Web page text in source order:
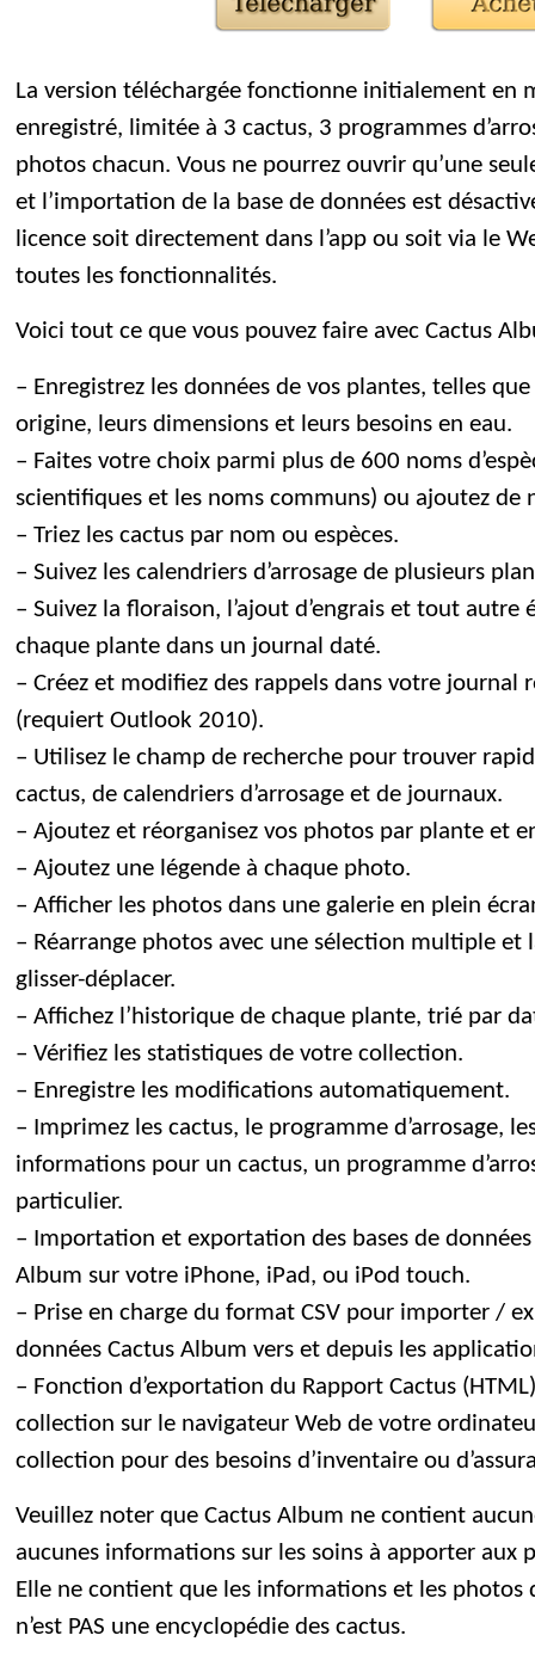
La version téléchargée fonctionne initialement en
enregistré, limitée à 3 cactus, 3 programmes
photos chacun. Vous ne pourrez ouvrir qu’une
et l’importation de la base de données est
licence soit directement dans l’app ou soit via le
toutes les fonctionnalités.
Voici tout ce que vous pouvez faire avec Cactus
– Enregistrez les données de vos plantes, telles
origine, leurs dimensions et leurs besoins en eau.
– Faites votre choix parmi plus de 600 noms
scientifiques et les noms communs) ou ajoutez de
– Triez les cactus par nom ou espèces.
– Suivez les calendriers d’arrosage de plusieurs
– Suivez la floraison, l’ajout d’engrais et tout
chaque plante dans un journal daté.
– Créez et modifiez des rappels dans votre journal
(requiert Outlook 2010).
– Utilisez le champ de recherche pour trouver
cactus, de calendriers d’arrosage et de journaux.
– Ajoutez et réorganisez vos photos par plante et
– Ajoutez une légende à chaque photo.
– Afficher les photos dans une galerie en plein
– Réarrange photos avec une sélection multiple et
glisser-déplacer.
– Affichez l’historique de chaque plante, trié par
– Vérifiez les statistiques de votre collection.
– Enregistre les modifications automatiquement.
– Imprimez les cactus, le programme d’arrosage,
informations pour un cactus, un programme
particulier.
– Importation et exportation des bases de
Album sur votre iPhone, iPad, ou iPod touch.
– Prise en charge du format CSV pour importer /
données Cactus Album vers et depuis les
– Fonction d’exportation du Rapport Cactus
collection sur le navigateur Web de votre
collection pour des besoins d’inventaire ou
Veuillez noter que Cactus Album ne contient
aucunes informations sur les soins à apporter aux
Elle ne contient que les informations et les photos
n’est PAS une encyclopédie des cactus.